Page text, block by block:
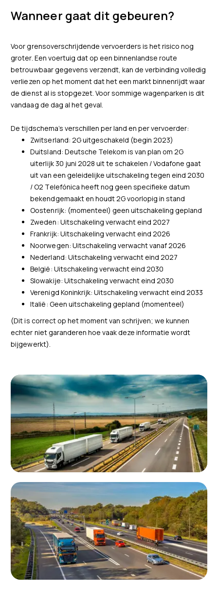
Wanneer gaat dit gebeuren?
Voor grensoverschrijdende vervoerders is het risico nog
groter. Een voertuig dat op een binnenlandse route
betrouwbaar gegevens verzendt, kan de verbinding volledig
verliezen op het moment dat het een markt binnenrijdt waar
de dienst al is stopgezet. Voor sommige wagenparken is dit
vandaag de dag al het geval.
De tijdschema’s verschillen per land en per vervoerder:
Zwitserland: 2G uitgeschakeld (begin 2023)
Duitsland: Deutsche Telekom is van plan om 2G
uiterlijk 30 juni 2028 uit te schakelen / Vodafone gaat
uit van een geleidelijke uitschakeling tegen eind 2030
/ O2 Telefónica heeft nog geen specifieke datum
bekendgemaakt en houdt 2G voorlopig in stand
Oostenrijk: (momenteel) geen uitschakeling gepland
Zweden: Uitschakeling verwacht eind 2027
Frankrijk: Uitschakeling verwacht eind 2026
Noorwegen: Uitschakeling verwacht vanaf 2026
Nederland: Uitschakeling verwacht eind 2027
België: Uitschakeling verwacht eind 2030
Slowakije: Uitschakeling verwacht eind 2030
Verenigd Koninkrijk: Uitschakeling verwacht eind 2033
Italië: Geen uitschakeling gepland (momenteel)
(Dit is correct op het moment van schrijven; we kunnen
echter niet garanderen hoe vaak deze informatie wordt
bijgewerkt).